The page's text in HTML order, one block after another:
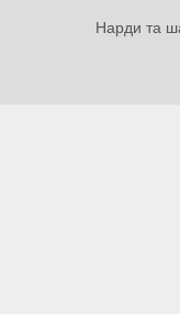
Нарди та